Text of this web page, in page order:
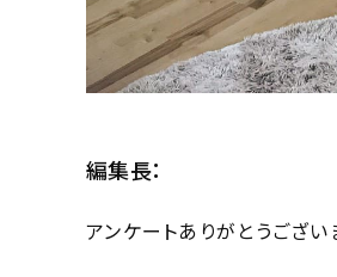
編集長：
アンケートありがとうござい